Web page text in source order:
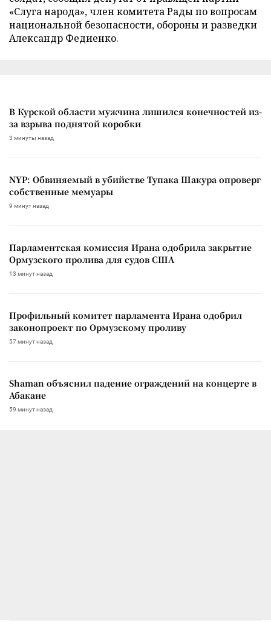
«Слуга народа», член комитета Рады по вопросам
национальной безопасности, обороны и разведки
Александр Федиенко.
В Курской области мужчина лишился конечностей из-
за взрыва поднятой коробки
3 минуты назад
NYP: Обвиняемый в убийстве Тупака Шакура опроверг
собственные мемуары
9 минут назад
Парламентская комиссия Ирана одобрила закрытие
Ормузского пролива для судов США
13 минут назад
Профильный комитет парламента Ирана одобрил
законопроект по Ормузскому проливу
57 минут назад
Shaman объяснил падение ограждений на концерте в
Абакане
59 минут назад